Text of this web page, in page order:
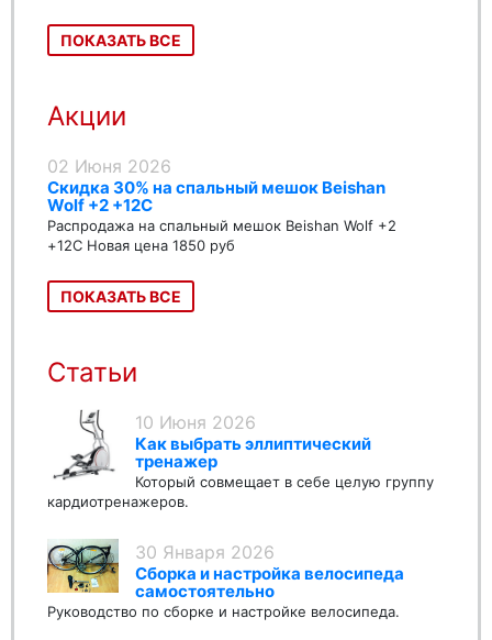
ПОКАЗАТЬ ВСЕ
Акции
02 Июня 2026
Скидка 30% на спальный мешок Beishan
Wolf +2 +12C
Распродажа на спальный мешок Beishan Wolf +2
+12C Новая цена 1850 руб
ПОКАЗАТЬ ВСЕ
Статьи
10 Июня 2026
Как выбрать эллиптический
тренажер
Который совмещает в себе целую группу
кардиотренажеров.
30 Января 2026
Сборка и настройка велосипеда
самостоятельно
Руководство по сборке и настройке велосипеда.